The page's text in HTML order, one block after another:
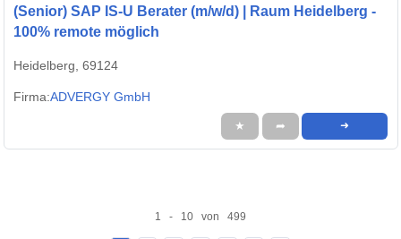
(Senior) SAP IS-U Berater (m/w/d) | Raum Heidelberg -
100% remote möglich
Heidelberg, 69124
Firma:ADVERGY GmbH
★ ➦ ➜
1 - 10 von 499